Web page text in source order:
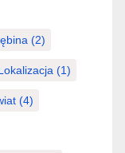
(2)
(1)
(4)